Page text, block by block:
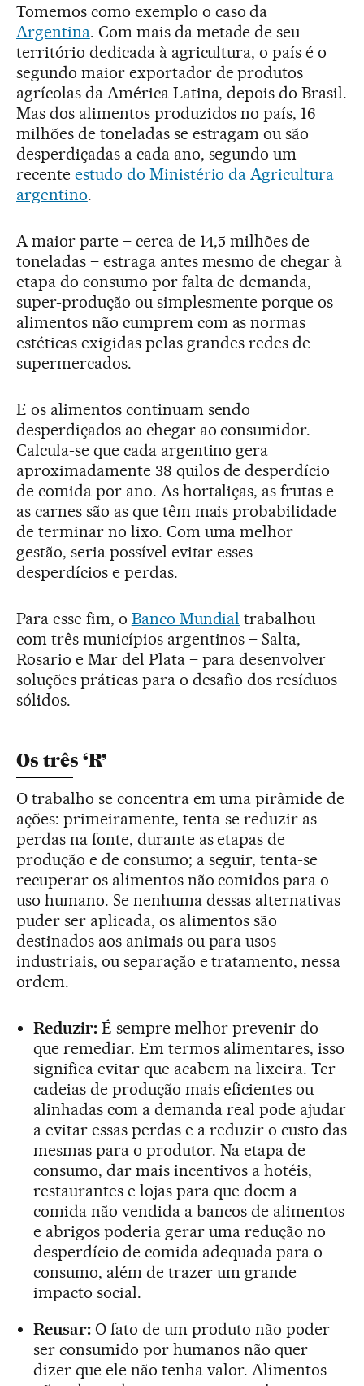
Tomemos como exemplo o caso da
Argentina. Com mais da metade de seu
território dedicada à agricultura, o país é o
segundo maior exportador de produtos
agrícolas da América Latina, depois do Brasil.
Mas dos alimentos produzidos no país, 16
milhões de toneladas se estragam ou são
desperdiçadas a cada ano, segundo um
recente estudo do Ministério da Agricultura
argentino.
A maior parte – cerca de 14,5 milhões de
toneladas – estraga antes mesmo de chegar à
etapa do consumo por falta de demanda,
super-produção ou simplesmente porque os
alimentos não cumprem com as normas
estéticas exigidas pelas grandes redes de
supermercados.
E os alimentos continuam sendo
desperdiçados ao chegar ao consumidor.
Calcula-se que cada argentino gera
aproximadamente 38 quilos de desperdício
de comida por ano. As hortaliças, as frutas e
as carnes são as que têm mais probabilidade
de terminar no lixo. Com uma melhor
gestão, seria possível evitar esses
desperdícios e perdas.
Para esse fim, o Banco Mundial trabalhou
com três municípios argentinos – Salta,
Rosario e Mar del Plata – para desenvolver
soluções práticas para o desafio dos resíduos
sólidos.
Os três ‘R’
O trabalho se concentra em uma pirâmide de
ações: primeiramente, tenta-se reduzir as
perdas na fonte, durante as etapas de
produção e de consumo; a seguir, tenta-se
recuperar os alimentos não comidos para o
uso humano. Se nenhuma dessas alternativas
puder ser aplicada, os alimentos são
destinados aos animais ou para usos
industriais, ou separação e tratamento, nessa
ordem.
Reduzir: É sempre melhor prevenir do
que remediar. Em termos alimentares, isso
significa evitar que acabem na lixeira. Ter
cadeias de produção mais eficientes ou
alinhadas com a demanda real pode ajudar
a evitar essas perdas e a reduzir o custo das
mesmas para o produtor. Na etapa de
consumo, dar mais incentivos a hotéis,
restaurantes e lojas para que doem a
comida não vendida a bancos de alimentos
e abrigos poderia gerar uma redução no
desperdício de comida adequada para o
consumo, além de trazer um grande
impacto social.
Reusar: O fato de um produto não poder
ser consumido por humanos não quer
dizer que ele não tenha valor. Alimentos